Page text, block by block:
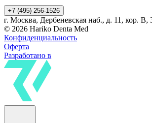
+7 (495) 256-1526
г. Москва, Дербеневская наб., д. 11, кор. В,
© 2026 Hariko Denta Med
Конфиденциальность
Оферта
Разработано в